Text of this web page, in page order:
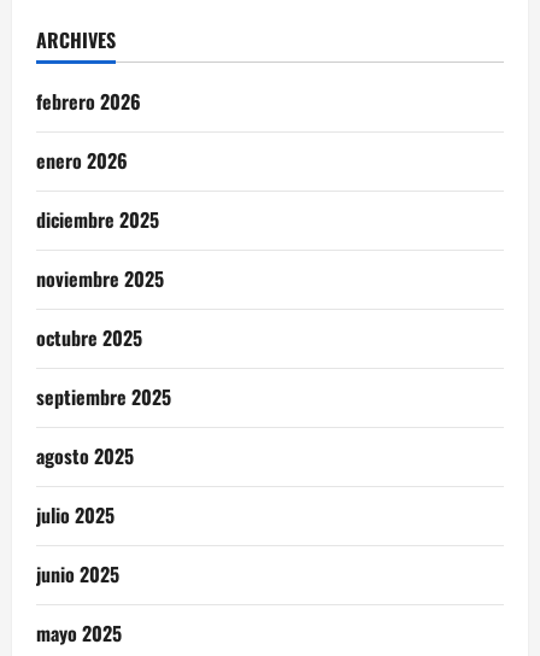
ARCHIVES
febrero 2026
enero 2026
diciembre 2025
noviembre 2025
octubre 2025
septiembre 2025
agosto 2025
julio 2025
junio 2025
mayo 2025